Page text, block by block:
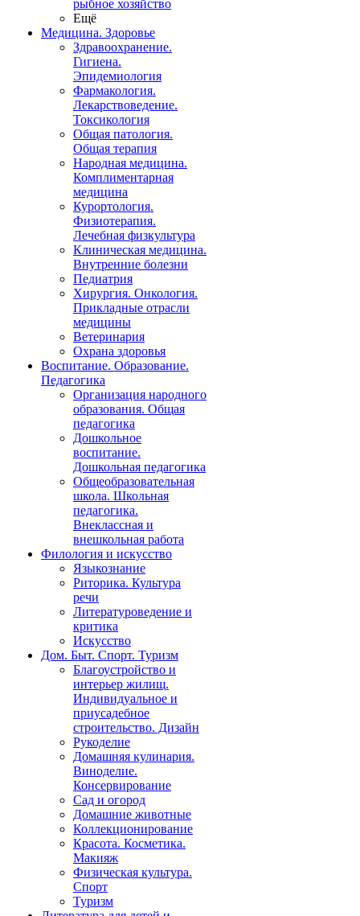
рыбное хозяйство
Ещё
Медицина. Здоровье
Здравоохранение.
Гигиена.
Эпидемиология
Фармакология.
Лекарствоведение.
Токсикология
Общая патология.
Общая терапия
Народная медицина.
Комплиментарная
медицина
Курортология.
Физиотерапия.
Лечебная физкультура
Клиническая медицина.
Внутренние болезни
Педиатрия
Хирургия. Онкология.
Прикладные отрасли
медицины
Ветеринария
Охрана здоровья
Воспитание. Образование.
Педагогика
Организация народного
образования. Общая
педагогика
Дошкольное
воспитание.
Дошкольная педагогика
Общеобразовательная
школа. Школьная
педагогика.
Внеклассная и
внешкольная работа
Филология и искусство
Языкознание
Риторика. Культура
речи
Литературоведение и
критика
Искусство
Дом. Быт. Спорт. Туризм
Благоустройство и
интерьер жилищ.
Индивидуальное и
приусадебное
строительство. Дизайн
Рукоделие
Домашняя кулинария.
Виноделие.
Консервирование
Сад и огород
Домашние животные
Коллекционирование
Красота. Косметика.
Макияж
Физическая культура.
Спорт
Туризм